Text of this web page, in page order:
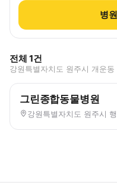
병
전체 1건
강원특별자치도 원주시 개운
그린종합동물병원
강원특별자치도 원주시